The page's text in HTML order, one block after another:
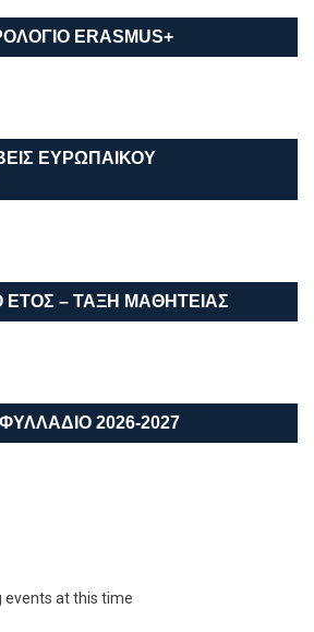
ΕRASMUS+
ΕΥΡΩΠΑΙΚΟΥ
ΈΤΟΣ – ΤΆΞΗ ΜΑΘΗΤΕΊΑΣ
2026-2027
events at this time